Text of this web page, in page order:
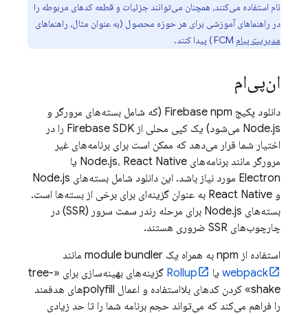
نام استفاده می‌کنند، همچنان می‌توانند جزئیات و قطعه کدهای مربوطه را
در راهنماهای آموزشی برای هر حوزه محصول (به عنوان مثال، راهنماهای
مدیریت پیام FCM) پیدا کنند.
ان‌پی‌ام
دانلود پکیج Firebase npm (که شامل بسته‌های مرورگر و
Node.js می‌شود) یک کپی محلی از Firebase SDK را در
اختیار شما قرار می‌دهد که ممکن است برای برنامه‌های غیر
مرورگر مانند برنامه‌های Node.js، React Native یا
Electron مورد نیاز باشد. این دانلود شامل بسته‌های Node.js
و React Native به عنوان گزینه‌ای برای برخی از بسته‌ها است.
بسته‌های Node.js برای مرحله رندر سمت سرور (SSR) در
چارچوب‌های SSR ضروری هستند.
استفاده از npm به همراه یک module bundler مانند
webpack یا Rollup
گزینه‌های بهینه‌سازی برای «tree-
shake» کردن کدهای بلااستفاده و اعمال polyfillهای هدفمند
را فراهم می‌کند که می‌تواند حجم برنامه شما را تا حد زیادی